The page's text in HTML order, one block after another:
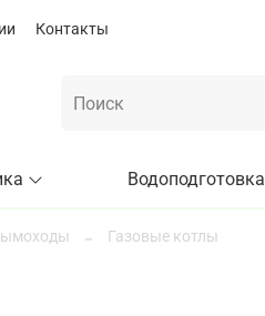
Контакты
Водоподготовка
Газовые котлы